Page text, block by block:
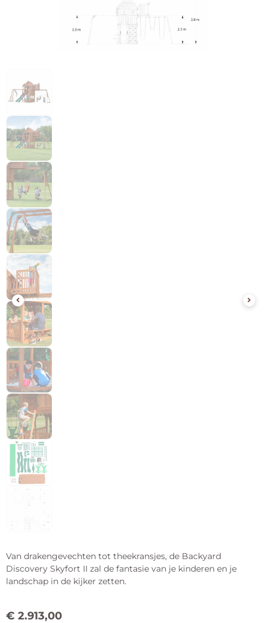
Van drakengevechten tot theekransjes, de Backyard
Discovery Skyfort II zal de fantasie van je kinderen en je
landschap in de kijker zetten.
€ 2.913,00